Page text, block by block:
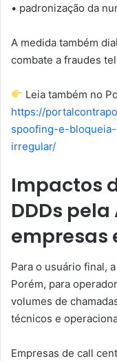
• padronização da
A medida também
combate a fraudes
Leia também no
https://
spoofing-e-
irregular/
Impactos
DDDs
empresas
Para o usuário final,
Porém, para
volumes de
técnicos e
Empresas de call